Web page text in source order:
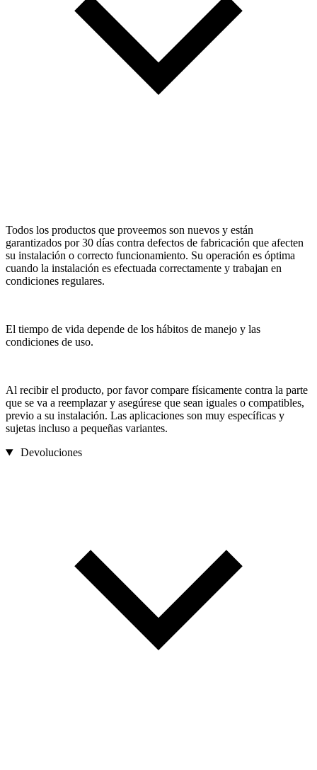
Todos los productos que proveemos son nuevos y están
garantizados por 30 días contra defectos de fabricación que afecten
su instalación o correcto funcionamiento. Su operación es óptima
cuando la instalación es efectuada correctamente y trabajan en
condiciones regulares.
El tiempo de vida depende de los hábitos de manejo y las
condiciones de uso.
Al recibir el producto, por favor compare físicamente contra la parte
que se va a reemplazar y asegúrese que sean iguales o compatibles,
previo a su instalación. Las aplicaciones son muy específicas y
sujetas incluso a pequeñas variantes.
Devoluciones